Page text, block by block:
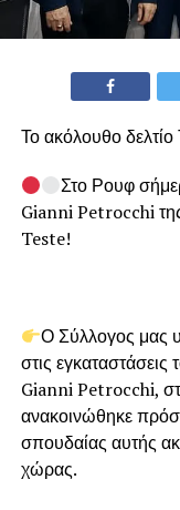
Το ακόλουθο
Στο Ρουφ
Gianni Petrocchi
Teste!
Ο Σύλλογος μας
στις
Gianni Petrocchi,
ανακοινώθηκε
σπουδαίας αυτής
χώρας.